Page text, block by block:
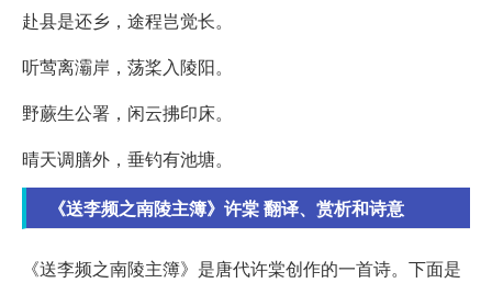
赴县是还乡，途程岂觉长。
听莺离灞岸，荡桨入陵阳。
野蕨生公署，闲云拂印床。
晴天调膳外，垂钓有池塘。
《送李频之南陵主簿》许棠 翻译、赏析和诗意
《送李频之南陵主簿》是唐代许棠创作的一首诗。下面是